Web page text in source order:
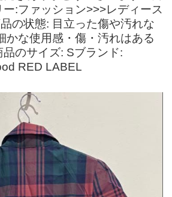
:ファッション>>>レディース
の状態: 目立った傷や汚れな
かな使用感・傷・汚れはある
のサイズ: Sブランド:
RED LABEL